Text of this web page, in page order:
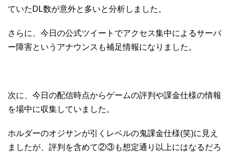
ていたDL数が意外と多いと分析しました。
さらに、今日の公式ツイートでアクセス集中によるサーバ
ー障害というアナウンスも補足情報になりました。
次に、今日の配信時点からゲームの評判や課金仕様の情報
を場中に収集していました。
ホルダーのオジサンが引くレベルの鬼課金仕様(笑)に見え
ましたが、評判を含めて②③も想定通り以上にはなるだろ